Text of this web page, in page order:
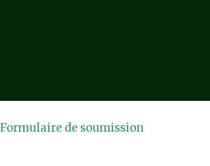
Formulaire de soumission